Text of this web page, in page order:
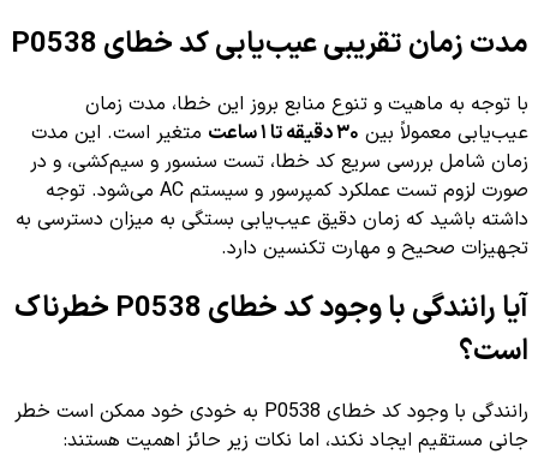
مدت زمان تقریبی عیب‌یابی کد خطای P0538
با توجه به ماهیت و تنوع منابع بروز این خطا، مدت زمان
عیب‌یابی معمولاً بین ۳۰ دقیقه تا ۱ ساعت
متغیر است. این مدت
زمان شامل بررسی سریع کد خطا، تست سنسور و سیم‌کشی، و در
صورت لزوم تست عملکرد کمپرسور و سیستم AC می‌شود. توجه
داشته باشید که زمان دقیق عیب‌یابی بستگی به میزان دسترسی به
تجهیزات صحیح و مهارت تکنسین دارد.
آیا رانندگی با وجود کد خطای P0538 خطرناک
است؟
رانندگی با وجود کد خطای P0538 به خودی خود ممکن است خطر
جانی مستقیم ایجاد نکند، اما نکات زیر حائز اهمیت هستند: